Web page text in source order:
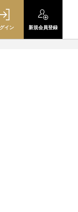
イン 新規会員登録